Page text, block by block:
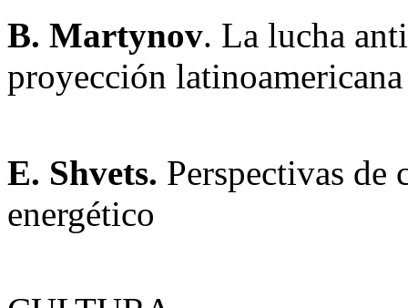
B. Martynov. La lucha
proyección latinoamericana
E. Shvets. Perspectivas de
energético